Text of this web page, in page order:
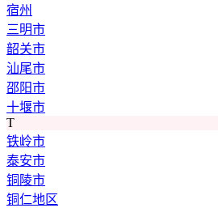
宿州
三明市
韶关市
汕尾市
邵阳市
十堰市
T
铁岭市
泰安市
铜陵市
铜仁地区